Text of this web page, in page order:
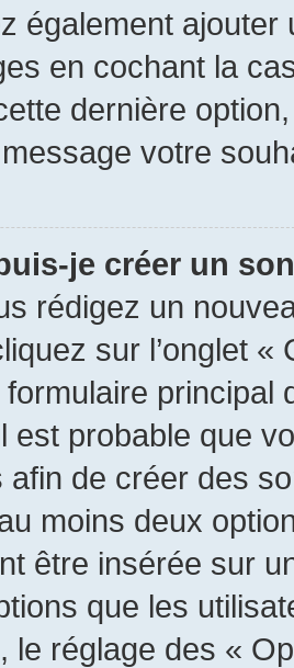
également
en cochant la
dernière
votre
je créer un
rédigez un
sur l’onglet
principal
est probable que
afin de créer des
moins deux
être insérée sur
que les
le réglage des «